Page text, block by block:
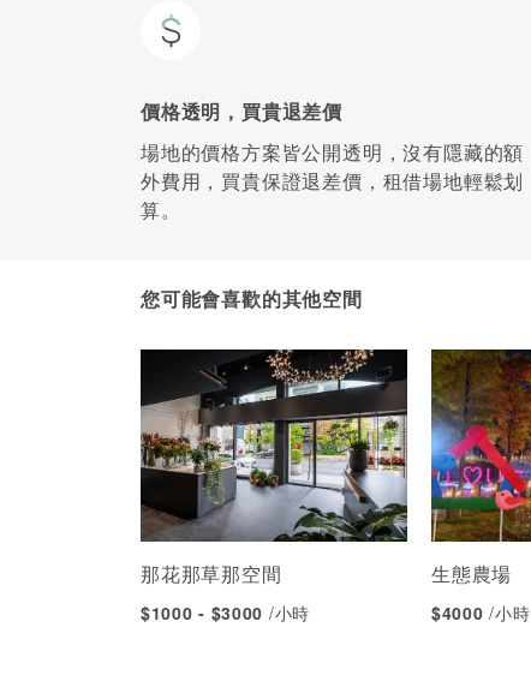
價格透明，買貴退差價
場地的價格方案皆公開透明，沒有隱藏的額
外費用，買貴保證退差價，租借場地輕鬆划
算。
您可能會喜歡的其他空間
那花那草那空間
$1000 - $3000 /小時
生態農場
$4000/小時